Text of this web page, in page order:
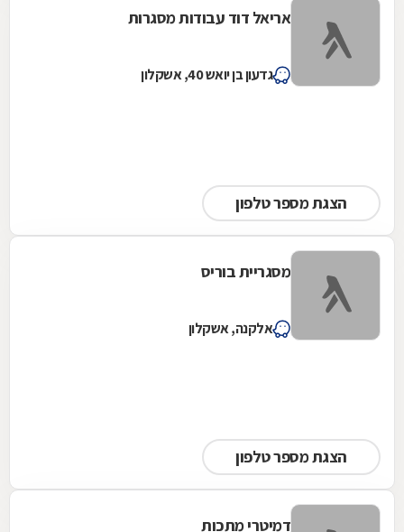
אריאל דוד עבודות מסגרות
גדעון בן יואש 40, אשקלון
הצגת מספר טלפון
מסגריית בוריס
אלקנה, אשקלון
הצגת מספר טלפון
דמיטרי מתכות